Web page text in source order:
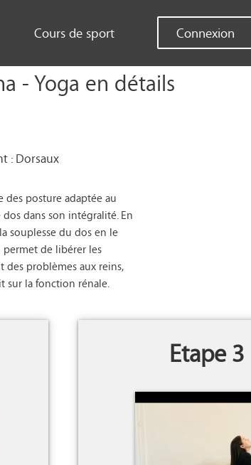
Connexion
Cours de sport
- Yoga en détails
: Dorsaux
des posture adaptée au
dans son intégralité. En
souplesse du dos en le
de libérer les
problèmes aux reins,
sur la fonction rénale.
Etape 3